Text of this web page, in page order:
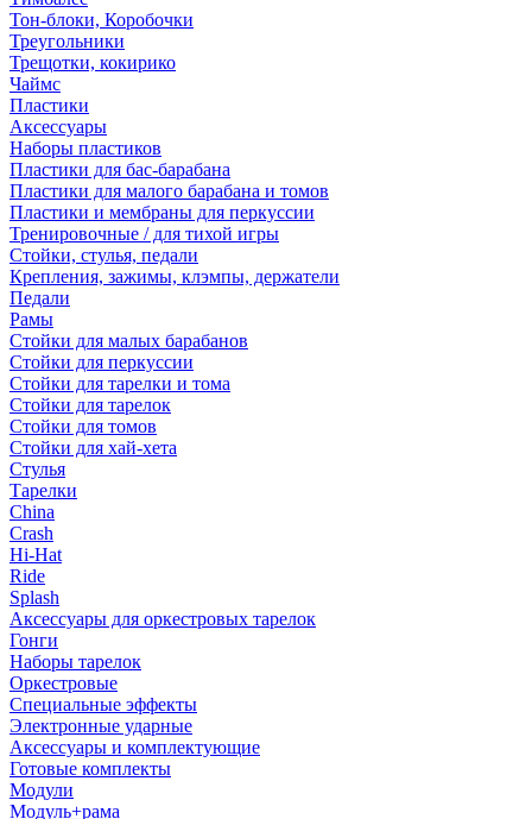
Тон-блоки, Коробочки
Треугольники
Трещотки, кокирико
Чаймс
Пластики
Аксессуары
Наборы пластиков
Пластики для бас-барабана
Пластики для малого барабана и томов
Пластики и мембраны для перкуссии
Тренировочные / для тихой игры
Стойки, стулья, педали
Крепления, зажимы, клэмпы, держатели
Педали
Рамы
Стойки для малых барабанов
Стойки для перкуссии
Стойки для тарелки и тома
Стойки для тарелок
Стойки для томов
Стойки для хай-хета
Стулья
Тарелки
China
Crash
Hi-Hat
Ride
Splash
Аксессуары для оркестровых тарелок
Гонги
Наборы тарелок
Оркестровые
Специальные эффекты
Электронные ударные
Аксессуары и комплектующие
Готовые комплекты
Модули
Модуль+рама